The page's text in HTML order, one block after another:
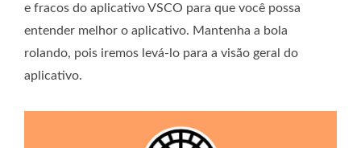
e fracos do aplicativo VSCO para que você possa
entender melhor o aplicativo. Mantenha a bola
rolando, pois iremos levá-lo para a visão geral do
aplicativo.